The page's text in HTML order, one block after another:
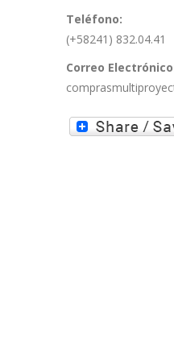
Teléfono:
(+58241) 832.04.41
Correo